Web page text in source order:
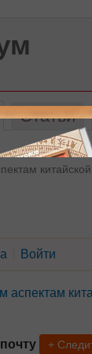
Статьи
Войти
+